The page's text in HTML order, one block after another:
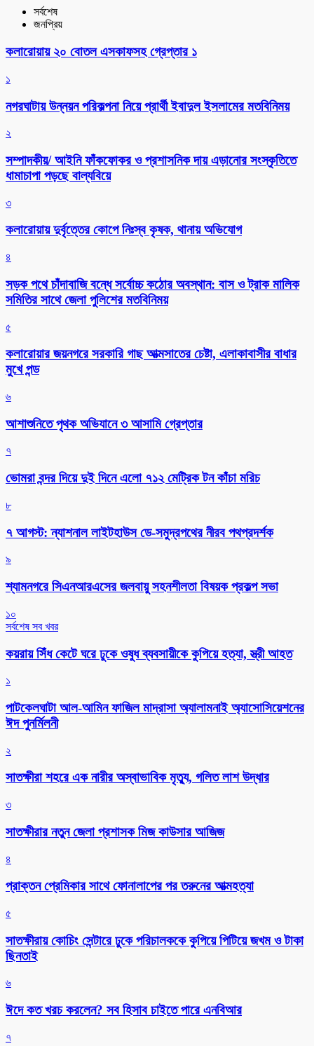
সর্বশেষ
জনপ্রিয়
কলারোয়ায় ২০ বোতল এসকাফসহ গ্রেপ্তার ১
১
নগরঘাটায় উন্নয়ন পরিকল্পনা নিয়ে প্রার্থী ইবাদুল ইসলামের মতবিনিময়
২
সম্পাদকীয়/ আইনি ফাঁকফোকর ও প্রশাসনিক দায় এড়ানোর সংস্কৃতিতে
ধামাচাপা পড়ছে বাল্যবিয়ে
৩
কলারোয়ায় দুর্বৃত্তের কোপে নিঃস্ব কৃষক, থানায় অভিযোগ
৪
সড়ক পথে চাঁদাবাজি বন্ধে সর্বোচ্চ কঠোর অবস্থান: বাস ও ট্রাক মালিক
সমিতির সাথে জেলা পুলিশের মতবিনিময়
৫
কলারোয়ার জয়নগরে সরকারি গাছ আত্মসাতের চেষ্টা, এলাকাবাসীর বাধার
মুখে পন্ড
৬
আশাশুনিতে পৃথক অভিযানে ৩ আসামি গ্রেপ্তার
৭
ভোমরা বন্দর দিয়ে দুই দিনে এলো ৭১২ মেট্রিক টন কাঁচা মরিচ
৮
৭ আগস্ট: ন্যাশনাল লাইটহাউস ডে-সমুদ্রপথের নীরব পথপ্রদর্শক
৯
শ্যামনগরে সিএনআরএসের জলবায়ু সহনশীলতা বিষয়ক প্রকল্প সভা
১০
সর্বশেষ সব খবর
কয়রায় সিঁধ কেটে ঘরে ঢুকে ওষুধ ব্যবসায়ীকে কুপিয়ে হত্যা, স্ত্রী আহত
১
পাটকেলঘাটা আল-আমিন ফাজিল মাদ্রাসা অ্যালামনাই অ্যাসোসিয়েশনের
ঈদ পুনর্মিলনী
২
সাতক্ষীরা শহরে এক নারীর অস্বাভাবিক মৃত্যু, গলিত লাশ উদ্ধার
৩
সাতক্ষীরার নতুন জেলা প্রশাসক মিজ কাউসার আজিজ
৪
প্রাক্তন প্রেমিকার সাথে ফোনালাপের পর তরুনের আত্মহত্যা
৫
সাতক্ষীরায় কোচিং সেন্টারে ঢুকে পরিচালককে কুপিয়ে পিটিয়ে জখম ও টাকা
ছিনতাই
৬
ঈদে কত খরচ করলেন? সব হিসাব চাইতে পারে এনবিআর
৭